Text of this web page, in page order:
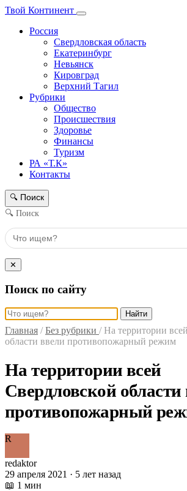
Твой Континент
Россия
Свердловская область
Екатеринбург
Невьянск
Кировград
Верхний Тагил
Рубрики
Общество
Происшествия
Здоровье
Финансы
Туризм
РА «Т.К»
Контакты
🔍 Поиск
🔍 Поиск
✕
Поиск по сайту
Найти
Главная / Без рубрики / На территории
области ввели противопожарный режим
На территории всей
Свердловской области
противопожарный
R
redaktor
29 апреля 2021 · 5 лет назад
📖 1 мин